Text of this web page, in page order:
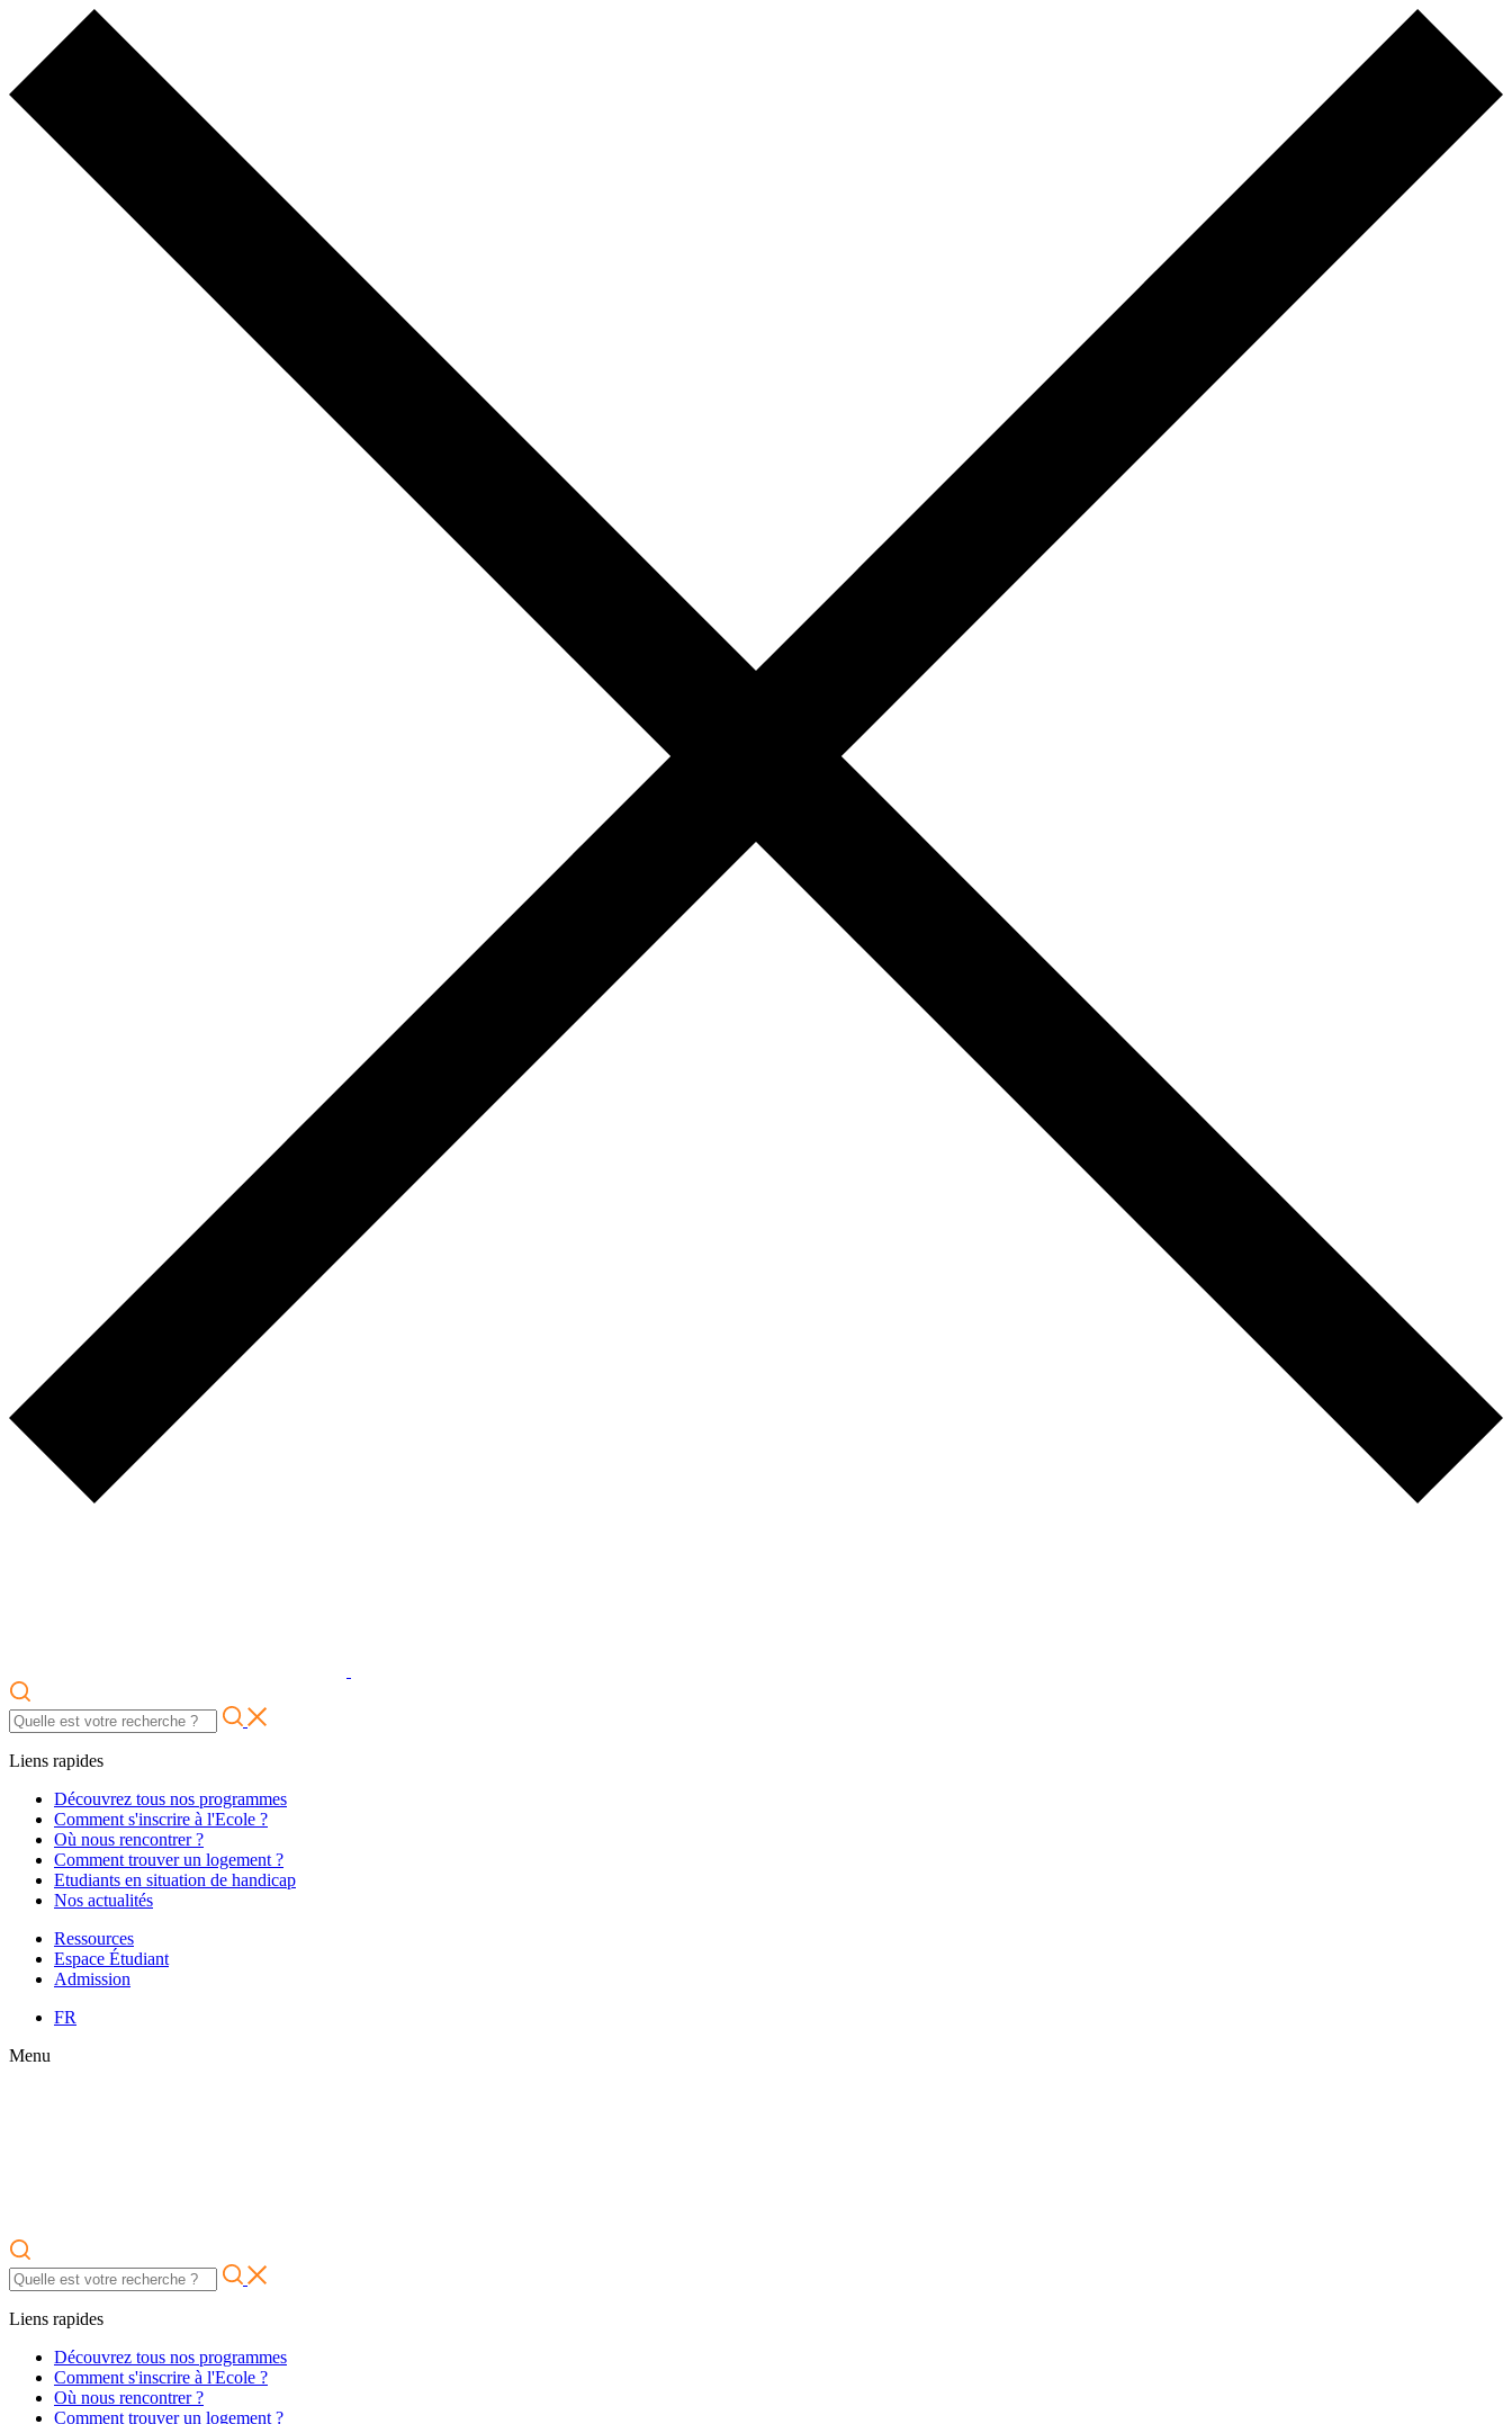
Liens rapides
Découvrez tous nos programmes
Comment s'inscrire à l'Ecole ?
Où nous rencontrer ?
Comment trouver un logement ?
Etudiants en situation de handicap
Nos actualités
Ressources
Espace Étudiant
Admission
FR
Menu
Liens rapides
Découvrez tous nos programmes
Comment s'inscrire à l'Ecole ?
Où nous rencontrer ?
Comment trouver un logement ?